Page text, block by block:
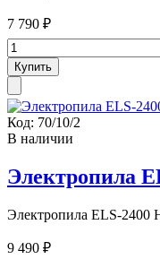
7 790 ₽
Код: 70/10/2
В наличии
Электропила
Электропила ELS-2400
9 490 ₽